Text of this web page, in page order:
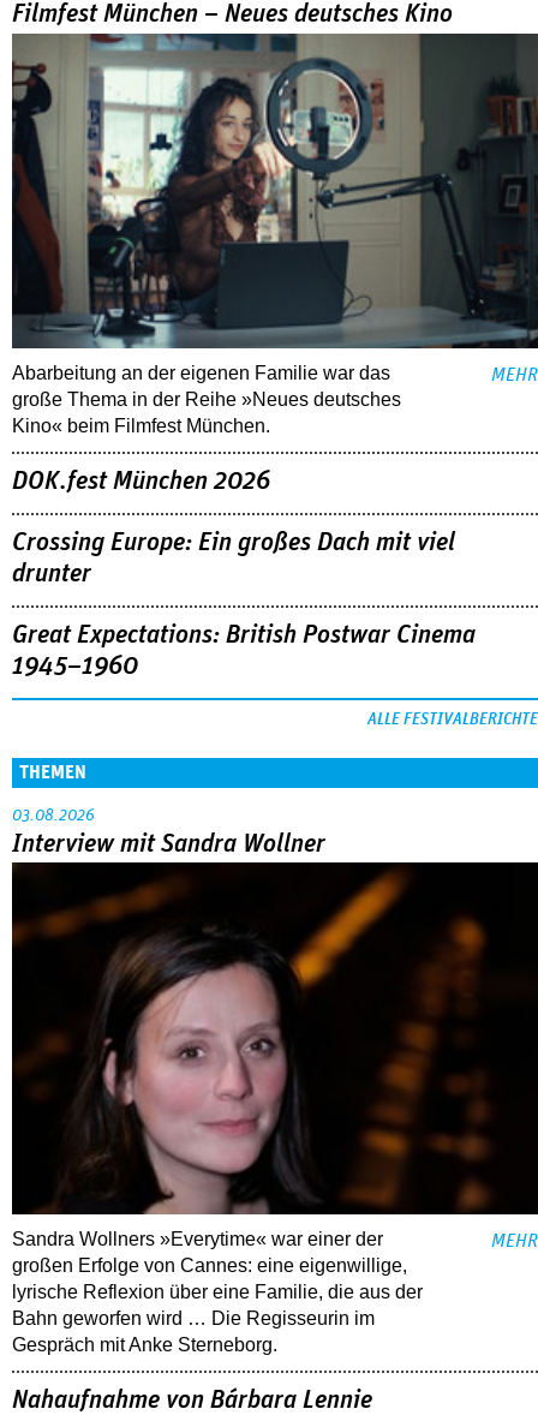
Filmfest München – Neues deutsches Kino
Abarbeitung an der eigenen Familie war das
große Thema in der Reihe »Neues deutsches
Kino« beim Filmfest München.
MEHR
DOK.fest München 2026
Crossing Europe: Ein großes Dach mit viel
drunter
Great Expectations: British Postwar Cinema
1945–1960
ALLE FESTIVALBERICHTE
THEMEN
03.08.2026
Interview mit Sandra Wollner
Sandra Wollners »Everytime« war einer der
großen Erfolge von Cannes: eine eigenwillige,
lyrische Reflexion über eine ­Familie, die aus der
Bahn geworfen wird … Die Regisseurin im
Gespräch mit Anke Sterneborg.
MEHR
Nahaufnahme von Bárbara Lennie